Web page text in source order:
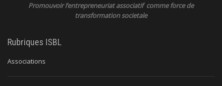
Promouvoir l’entrepreneuriat associatif comme force de
transformation societale
Rubriques ISBL
Associations